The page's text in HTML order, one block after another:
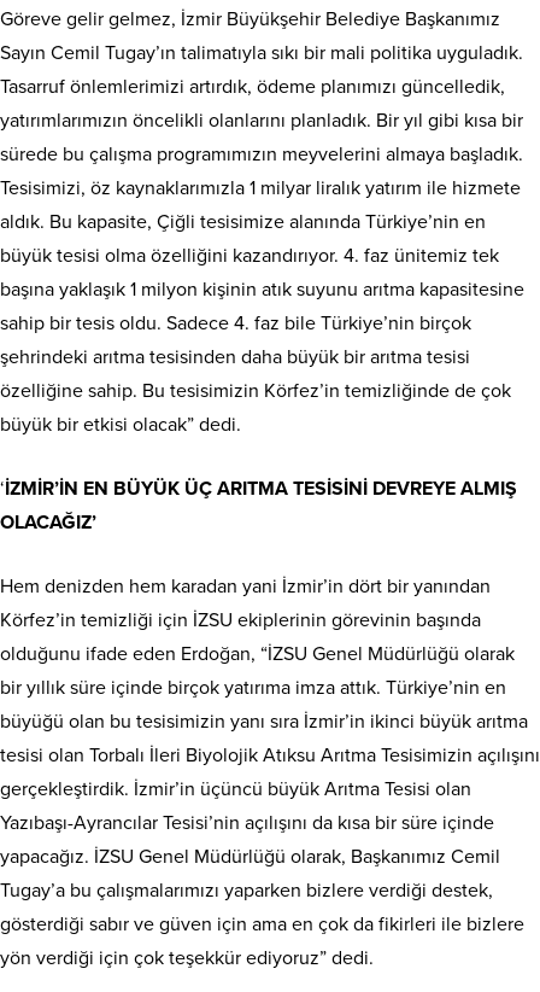
Göreve gelir gelmez, İzmir Büyükşehir Belediye Başkanımız
Sayın Cemil Tugay’ın talimatıyla sıkı bir mali politika uyguladık.
Tasarruf önlemlerimizi artırdık, ödeme planımızı güncelledik,
yatırımlarımızın öncelikli olanlarını planladık. Bir yıl gibi kısa bir
sürede bu çalışma programımızın meyvelerini almaya başladık.
Tesisimizi, öz kaynaklarımızla 1 milyar liralık yatırım ile hizmete
aldık. Bu kapasite, Çiğli tesisimize alanında Türkiye’nin en
büyük tesisi olma özelliğini kazandırıyor. 4. faz ünitemiz tek
başına yaklaşık 1 milyon kişinin atık suyunu arıtma kapasitesine
sahip bir tesis oldu. Sadece 4. faz bile Türkiye’nin birçok
şehrindeki arıtma tesisinden daha büyük bir arıtma tesisi
özelliğine sahip. Bu tesisimizin Körfez’in temizliğinde de çok
büyük bir etkisi olacak” dedi.
‘İZMİR’İN EN BÜYÜK ÜÇ ARITMA TESİSİNİ DEVREYE ALMIŞ
OLACAĞIZ’
Hem denizden hem karadan yani İzmir’in dört bir yanından
Körfez’in temizliği için İZSU ekiplerinin görevinin başında
olduğunu ifade eden Erdoğan, “İZSU Genel Müdürlüğü olarak
bir yıllık süre içinde birçok yatırıma imza attık. Türkiye’nin en
büyüğü olan bu tesisimizin yanı sıra İzmir’in ikinci büyük arıtma
tesisi olan Torbalı İleri Biyolojik Atıksu Arıtma Tesisimizin açılışını
gerçekleştirdik. İzmir’in üçüncü büyük Arıtma Tesisi olan
Yazıbaşı-Ayrancılar Tesisi’nin açılışını da kısa bir süre içinde
yapacağız. İZSU Genel Müdürlüğü olarak, Başkanımız Cemil
Tugay’a bu çalışmalarımızı yaparken bizlere verdiği destek,
gösterdiği sabır ve güven için ama en çok da fikirleri ile bizlere
yön verdiği için çok teşekkür ediyoruz” dedi.